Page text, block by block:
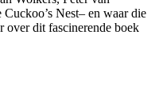
Nest– en waar die
over dit fascinerende boek